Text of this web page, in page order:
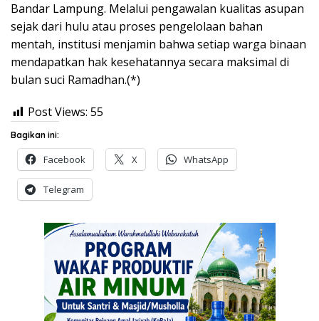
Bandar Lampung. Melalui pengawalan kualitas asupan
sejak dari hulu atau proses pengelolaan bahan
mentah, institusi menjamin bahwa setiap warga binaan
mendapatkan hak kesehatannya secara maksimal di
bulan suci Ramadhan.(*)
Post Views: 55
Bagikan ini:
Facebook X WhatsApp
Telegram